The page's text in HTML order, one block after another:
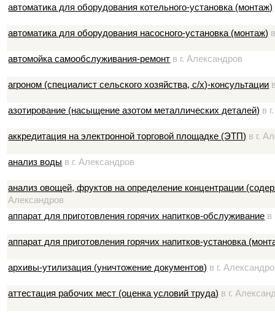
автоматика для оборудования котельного-установка (монтаж)
автоматика для оборудования насосного-установка (монтаж)
автомойка самообслуживания-ремонт в г. Александров
агроном (специалист сельского хозяйства, с/х)-консультации
азотирование (насыщение азотом металлических деталей) в
аккредитация на электронной торговой площадке (ЭТП) в г.
анализ воды в г. Александров
анализ овощей, фруктов на определение концентрации
Александров
аппарат для приготовления горячих напитков-обслуживание в
аппарат для приготовления горячих напитков-установка
архивы-утилизация (уничтожение документов) в г.
аттестация рабочих мест (оценка условий труда) в г.